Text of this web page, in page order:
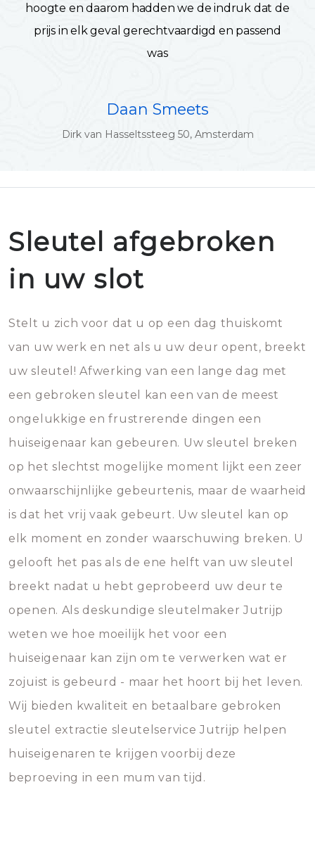
hoogte en daarom hadden we de indruk dat de
prijs in elk geval gerechtvaardigd en passend
was
Daan Smeets
Dirk van Hasseltssteeg 50, Amsterdam
Sleutel afgebroken
in uw slot
Stelt u zich voor dat u op een dag thuiskomt
van uw werk en net als u uw deur opent, breekt
uw sleutel! Afwerking van een lange dag met
een gebroken sleutel kan een van de meest
ongelukkige en frustrerende dingen een
huiseigenaar kan gebeuren. Uw sleutel breken
op het slechtst mogelijke moment lijkt een zeer
onwaarschijnlijke gebeurtenis, maar de waarheid
is dat het vrij vaak gebeurt. Uw sleutel kan op
elk moment en zonder waarschuwing breken. U
gelooft het pas als de ene helft van uw sleutel
breekt nadat u hebt geprobeerd uw deur te
openen. Als deskundige sleutelmaker Jutrijp
weten we hoe moeilijk het voor een
huiseigenaar kan zijn om te verwerken wat er
zojuist is gebeurd - maar het hoort bij het leven.
Wij bieden kwaliteit en betaalbare gebroken
sleutel extractie sleutelservice Jutrijp helpen
huiseigenaren te krijgen voorbij deze
beproeving in een mum van tijd.